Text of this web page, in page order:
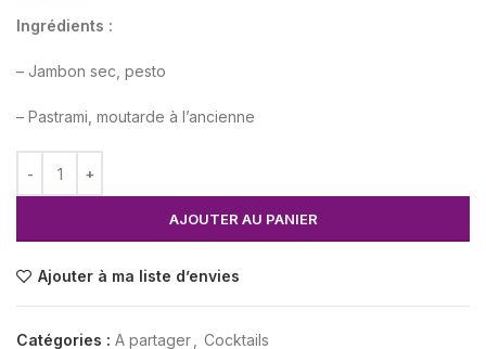
Ingrédients :
– Jambon sec, pesto
– Pastrami, moutarde à l’ancienne
AJOUTER AU PANIER
Ajouter à ma liste d’envies
Catégories : A partager
Cocktails